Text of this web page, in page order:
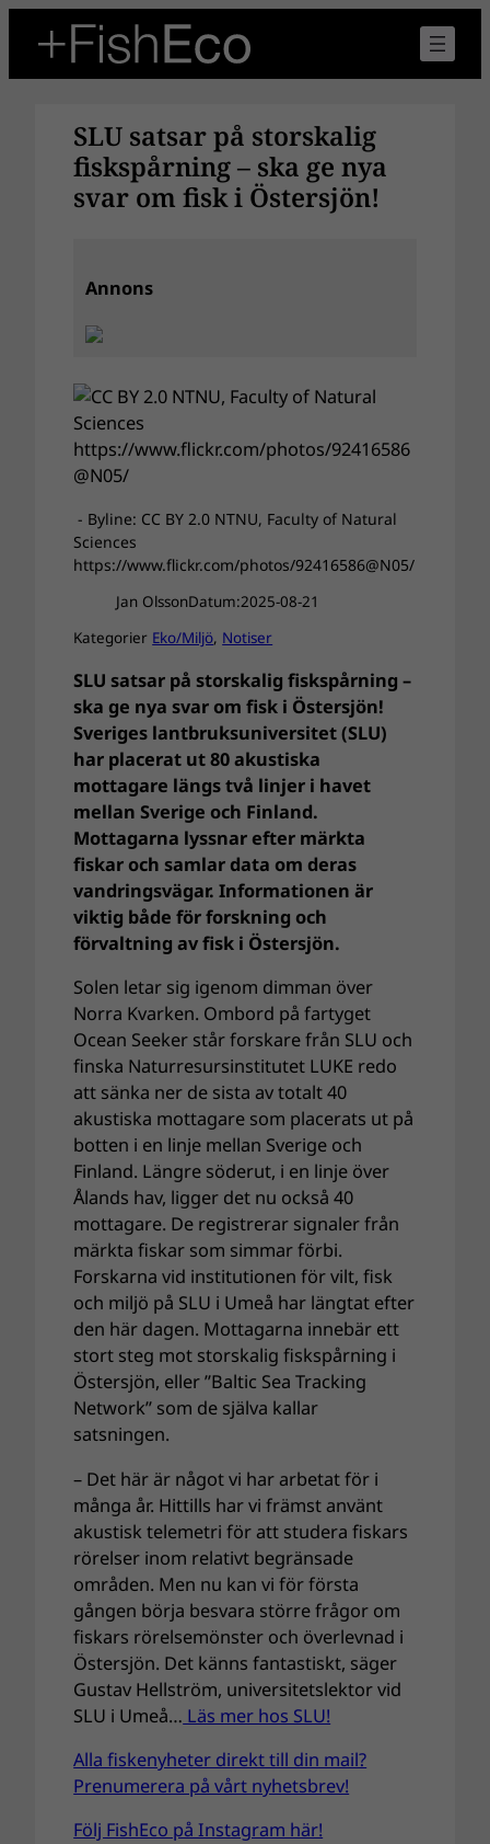
innehåll
SLU satsar på storskalig
fiskspårning – ska ge nya
svar om fisk i Östersjön!
Annons
- Byline: CC BY 2.0 NTNU, Faculty of Natural
Sciences
https://www.flickr.com/photos/92416586@N05/
Jan OlssonDatum:2025-08-21
Kategorier Eko/Miljö, Notiser
SLU satsar på storskalig fiskspårning –
ska ge nya svar om fisk i Östersjön!
Sveriges lantbruksuniversitet (SLU)
har placerat ut 80 akustiska
mottagare längs två linjer i havet
mellan Sverige och Finland.
Mottagarna lyssnar efter märkta
fiskar och samlar data om deras
vandringsvägar. Informationen är
viktig både för forskning och
förvaltning av fisk i Östersjön.
Solen letar sig igenom dimman över
Norra Kvarken. Ombord på fartyget
Ocean Seeker står forskare från SLU och
finska Naturresursinstitutet LUKE redo
att sänka ner de sista av totalt 40
akustiska mottagare som placerats ut på
botten i en linje mellan Sverige och
Finland. Längre söderut, i en linje över
Ålands hav, ligger det nu också 40
mottagare. De registrerar signaler från
märkta fiskar som simmar förbi.
Forskarna vid institutionen för vilt, fisk
och miljö på SLU i Umeå har längtat efter
den här dagen. Mottagarna innebär ett
stort steg mot storskalig fiskspårning i
Östersjön, eller ”Baltic Sea Tracking
Network” som de själva kallar
satsningen.
– Det här är något vi har arbetat för i
många år. Hittills har vi främst använt
akustisk telemetri för att studera fiskars
rörelser inom relativt begränsade
områden. Men nu kan vi för första
gången börja besvara större frågor om
fiskars rörelsemönster och överlevnad i
Östersjön. Det känns fantastiskt, säger
Gustav Hellström, universitetslektor vid
SLU i Umeå… Läs mer hos SLU!
Alla fiskenyheter direkt till din mail?
Prenumerera på vårt nyhetsbrev!
Följ FishEco på Instagram här!